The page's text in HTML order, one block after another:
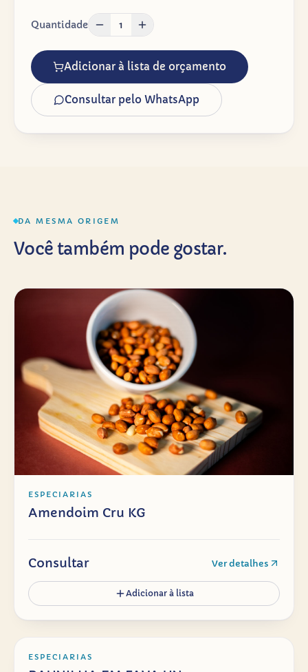
Quantidade 1
Adicionar à lista de orçamento
Consultar pelo WhatsApp
DA MESMA ORIGEM
Você também pode gostar.
ESPECIARIAS
Amendoim Cru KG
Consultar Ver detalhes
Adicionar à lista
ESPECIARIAS